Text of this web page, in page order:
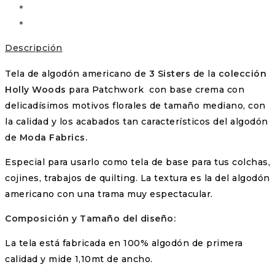
Sisters
(Moda
Fabrics)
Descripción
Tela de algodón americano de 3 Sisters de la colección
Holly Woods para Patchwork con base crema con
delicadísimos motivos florales de tamaño mediano, con
la calidad y los acabados tan característicos del algodón
de Moda Fabrics.
Especial para usarlo como tela de base para tus colchas,
cojines, trabajos de quilting. La textura es la del algodón
americano con una trama muy espectacular.
Composición y Tamaño del diseño:
La tela está fabricada en 100% algodón de primera
calidad y mide 1,10mt de ancho.